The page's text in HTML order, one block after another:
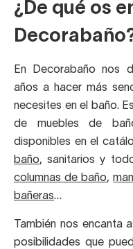
¿De qué os
En Decorabaño nos
años a hacer más
necesites en el baño.
de muebles de
disponibles en el
baño, sanitarios y
columnas de baño,
bañeras…
También nos encanta
posibilidades que